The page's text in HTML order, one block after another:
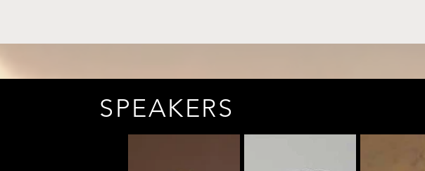
SPEAKERS